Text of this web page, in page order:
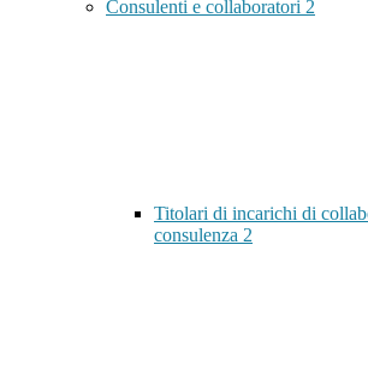
Consulenti e collaboratori 2
Titolari di incarichi di
consulenza 2